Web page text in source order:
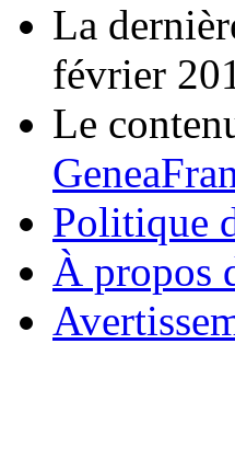
La
février
Le
Politique
À propos